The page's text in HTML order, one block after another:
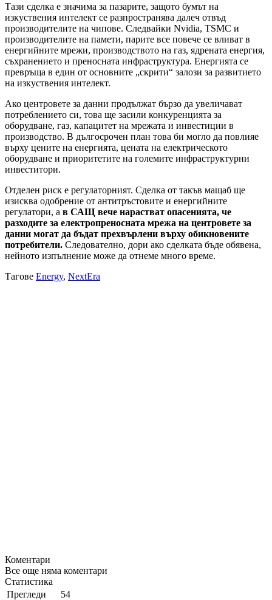
Тази сделка е значима за пазарите, защото бумът на
изкуствения интелект се разпространява далеч отвъд
производителите на чипове. Следвайки Nvidia, TSMC и
производителите на памети, парите все повече се вливат в
енергийните мрежи, производството на газ, ядрената енергия,
съхранението и преносната инфраструктура. Енергията се
превръща в един от основните „скрити“ залози за развитието
на изкуствения интелект.
Ако центровете за данни продължат бързо да увеличават
потреблението си, това ще засили конкуренцията за
оборудване, газ, капацитет на мрежата и инвестиции в
производство. В дългосрочен план това би могло да повлияе
върху цените на енергията, цената на електрическото
оборудване и приоритетите на големите инфраструктурни
инвеститори.
Отделен риск е регулаторният. Сделка от такъв мащаб ще
изисква одобрение от антитръстовите и енергийните
регулатори, а в САЩ вече нарастват опасенията, че
разходите за електропреносната мрежа на центровете за
данни могат да бъдат прехвърлени върху обикновените
потребители. Следователно, дори ако сделката бъде обявена,
нейното изпълнение може да отнеме много време.
Тагове Energy, NextEra
Коментари
Все още няма коментари
Статистика
Прегледи
54